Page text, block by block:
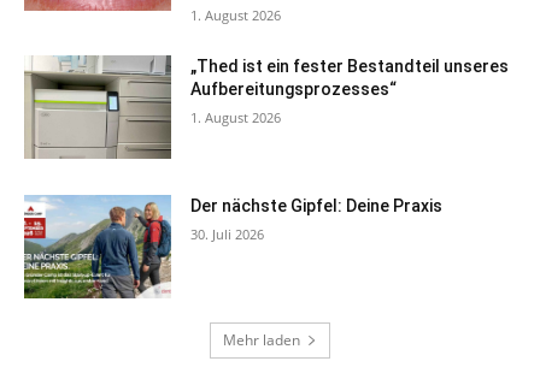
1. August 2026
„Thed ist ein fester Bestandteil unseres
Aufbereitungsprozesses“
1. August 2026
Der nächste Gipfel: Deine Praxis
30. Juli 2026
Mehr laden